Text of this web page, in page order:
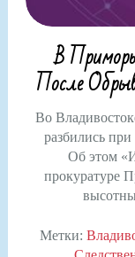
В
После
Во
разбились
Об этом
прокуратуре
Метки: